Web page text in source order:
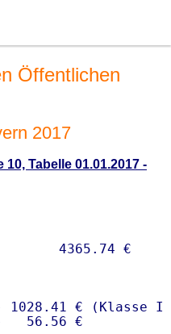
Öffentlichen
2017
Tabelle 01.01.2017 -
€ (Klasse I)
56.56 €